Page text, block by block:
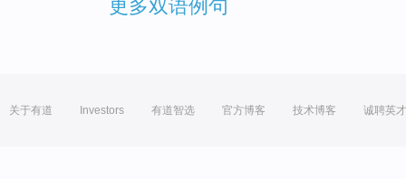
更多双语例句
关于有道 Investors 有道智选 官方博客 技术博客 诚聘英才